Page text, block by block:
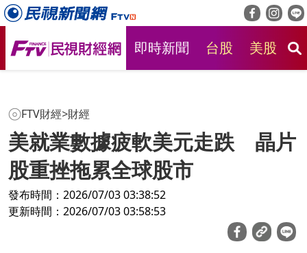
即時新聞 台股 美股
FTV財經>財經
美就業數據疲軟美元走跌 晶片
股重挫拖累全球股市
發布時間：2026/07/03 03:38:52
更新時間：2026/07/03 03:58:53